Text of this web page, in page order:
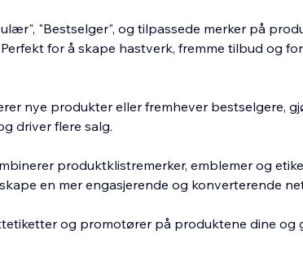
"Bestselger", og tilpassede merker på
for å skape hastverk, fremme tilbud og
nye produkter eller fremhever bestselgere,
driver flere salg.
produktklistremerker, emblemer og
en mer engasjerende og konverterende
og promotører på produktene dine og